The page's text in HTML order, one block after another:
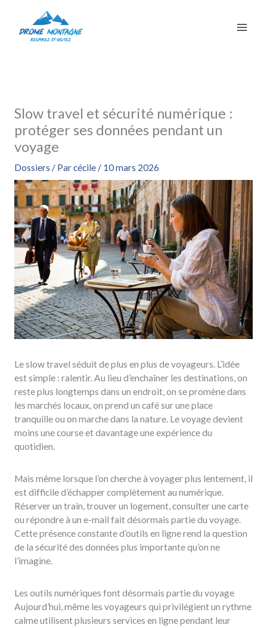
contenu
Slow travel et sécurité numérique :
protéger ses données pendant un
voyage
Dossiers / Parcécile / 10 mars 2026
Le slow travel séduit de plus en plus de voyageurs. L’idée
est simple : ralentir. Au lieu d’enchaîner les destinations, on
reste plus longtemps dans un endroit, on se promène dans
les marchés locaux, on prend un café sur une place
tranquille ou on marche dans la nature. Le voyage devient
moins une course et davantage une expérience du
quotidien.
Mais même lorsque l’on cherche à voyager plus lentement, il
est difficile d’échapper complètement au numérique.
Réserver un train, trouver un logement, consulter une carte
ou répondre à un e-mail fait désormais partie du voyage.
Cette présence constante d’outils en ligne rend la question
de la sécurité des données plus importante qu’on ne
l’imagine.
Les outils numériques font désormais partie du voyage
Aujourd’hui, même les voyageurs qui privilégient un rythme
calme utilisent plusieurs services en ligne pendant leur